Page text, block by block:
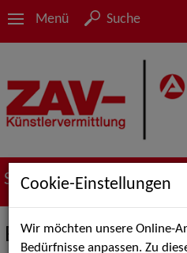
Menü Suche
Suche nach
Emil Lug
Cookie-Einstellungen
Wir möchten unsere Online-
Bedürfnisse anpassen. Zu